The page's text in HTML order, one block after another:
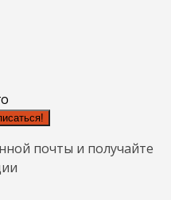
почты и получайте